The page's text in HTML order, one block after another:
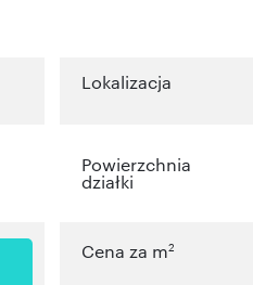
Lokalizacja
Powierzchnia
działki
Cena za m2